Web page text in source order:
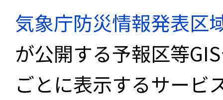
気象庁防災情報発表区
が公開する予報区等
ごとに表示するサービ